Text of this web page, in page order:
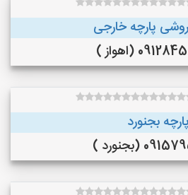
پارچه خارجی
(اهواز )
پارچه بجنورد
(بجنورد )